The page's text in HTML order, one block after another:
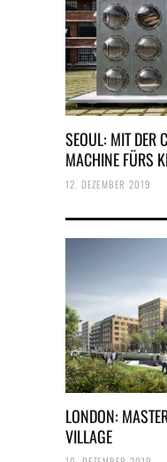
SEOUL: MIT DER
MACHINE FÜRS
12. DEZEMBER 2019
LONDON:
VILLAGE